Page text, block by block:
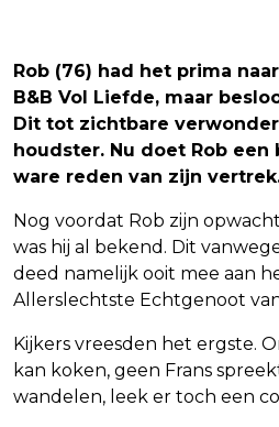
Rob (76) had het prima
B&B Vol Liefde, maar
Dit tot zichtbare
houdster. Nu doet Rob
ware reden van zijn
Nog voordat Rob zijn
was hij al bekend. Dit
deed namelijk ooit mee aan
Allerslechtste Echtgenoot
Kijkers vreesden het ergste.
kan koken, geen Frans
wandelen, leek er toch een